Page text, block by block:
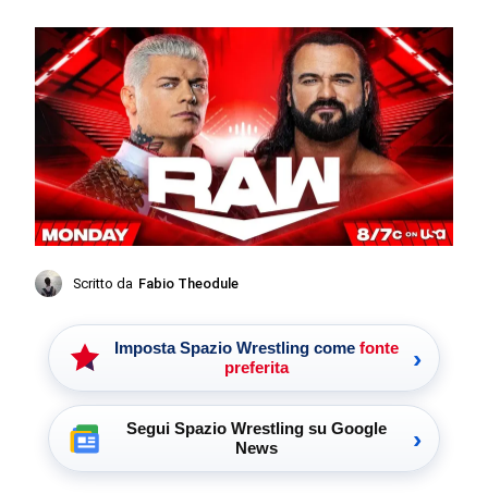
Scritto da Fabio Theodule
Imposta Spazio Wrestling come fonte
preferita
›
Segui Spazio Wrestling su Google
News
›